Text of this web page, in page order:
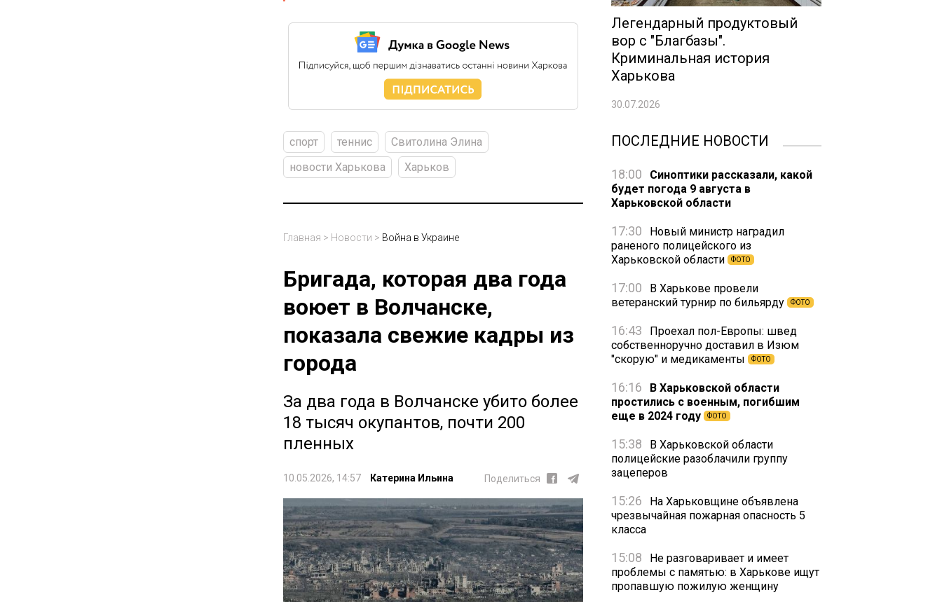
спорт теннис
Свитолина Элина
новости Харькова
Харьков
Главная > Новости > Война в Украине
Бригада, которая два года
воюет в Волчанске,
показала свежие кадры из
города
За два года в Волчанске убито более
18 тысяч окупантов, почти 200
пленных
10.05.2026, 14:57 Катерина Ильина Поделиться
Легендарный продуктовый
вор с "Благбазы".
Криминальная история
Харькова
30.07.2026
ПОСЛЕДНИЕ НОВОСТИ
18:00
Синоптики рассказали, какой
будет погода 9 августа в
Харьковской области
17:30
Новый министр наградил
раненого полицейского из
Харьковской области
ФОТО
17:00
В Харькове провели
ветеранский турнир по бильярду
ФОТО
16:43
Проехал пол-Европы: швед
собственноручно доставил в Изюм
"скорую" и медикаменты
ФОТО
16:16
В Харьковской области
простились с военным, погибшим
еще в 2024 году
ФОТО
15:38
В Харьковской области
полицейские разоблачили группу
зацеперов
15:26
На Харьковщине объявлена
чрезвычайная пожарная опасность 5
класса
15:08
Не разговаривает и имеет
проблемы с памятью: в Харькове ищут
пропавшую пожилую женщину